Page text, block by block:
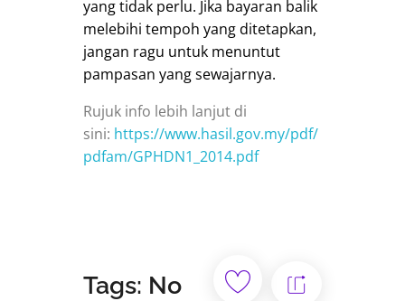
yang tidak perlu. Jika bayaran balik
melebihi tempoh yang ditetapkan,
jangan ragu untuk menuntut
pampasan yang sewajarnya.
Rujuk info lebih lanjut di
sini: https://www.hasil.gov.my/pdf/
pdfam/GPHDN1_2014.pdf
Tags: No